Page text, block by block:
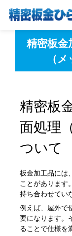
精密板金
（
精密板
面処理
ついて
板金加工品には
ことがあります
持ち合わせてい
例えば、屋外で
要になります。
ることで仕様を